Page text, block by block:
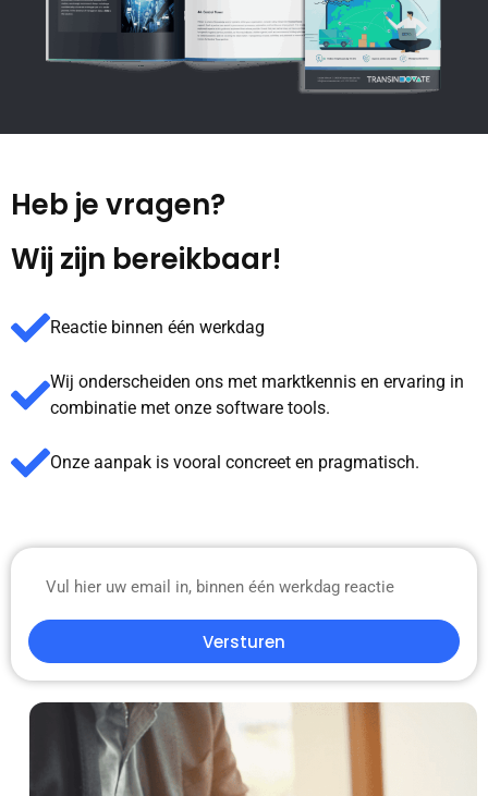
Heb je vragen?
Wij zijn bereikbaar!
Reactie binnen één werkdag
Wij onderscheiden ons met marktkennis en ervaring in
combinatie met onze software tools.
Onze aanpak is vooral concreet en pragmatisch.
Versturen